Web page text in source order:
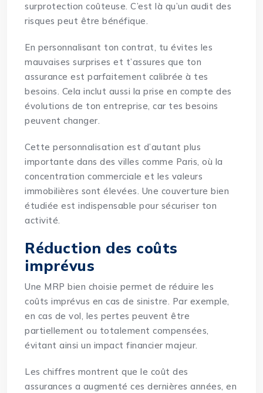
surprotection coûteuse. C’est là qu’un audit des
risques peut être bénéfique.
En personnalisant ton contrat, tu évites les
mauvaises surprises et t’assures que ton
assurance est parfaitement calibrée à tes
besoins. Cela inclut aussi la prise en compte des
évolutions de ton entreprise, car tes besoins
peuvent changer.
Cette personnalisation est d’autant plus
importante dans des villes comme Paris, où la
concentration commerciale et les valeurs
immobilières sont élevées. Une couverture bien
étudiée est indispensable pour sécuriser ton
activité.
Réduction des coûts
imprévus
Une MRP bien choisie permet de réduire les
coûts imprévus en cas de sinistre. Par exemple,
en cas de vol, les pertes peuvent être
partiellement ou totalement compensées,
évitant ainsi un impact financier majeur.
Les chiffres montrent que le coût des
assurances a augmenté ces dernières années, en